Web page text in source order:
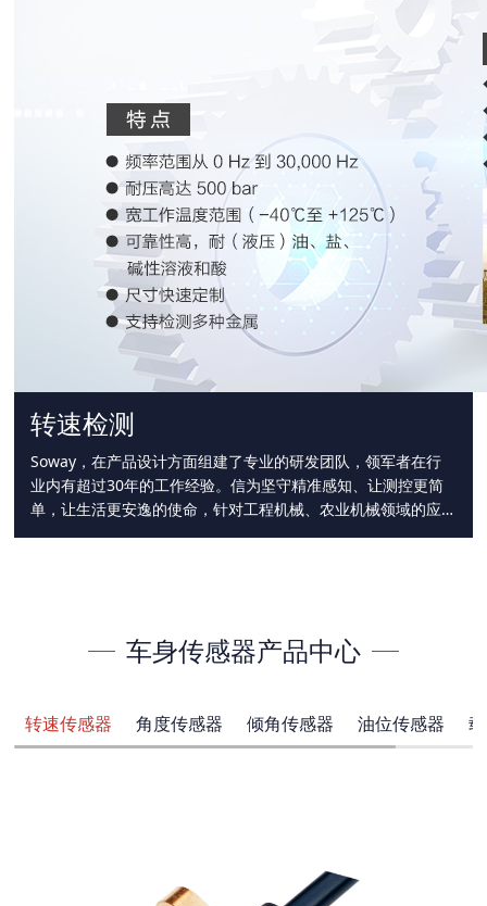
转速检测
Soway，在产品设计方面组建了专业的研发团队，领军者在行
业内有超过30年的工作经验。信为坚守精准感知、让测控更简
单，让生活更安逸的使命，针对工程机械、农业机械领域的应
车身传感器产品中心
转速传感器 角度传感器 倾角传感器 油位传感器